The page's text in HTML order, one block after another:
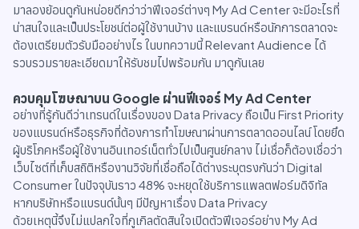
มาลองย้อนดูกันหน่อยดีกว่าว่าฟีเจอร์ต่างๆ My Ad Center จะมีอะไรที่
น่าสนใจและเป็นประโยชน์ต่อผู้ใช้งานบ้าง และแบรนด์หรือนักการตลาดจะ
ต้องเตรียมตัวรับมืออย่างไร ในบทความนี้ Relevant Audience ได้
รวบรวมรายละเอียดมาให้รับชมไปพร้อมกัน มาดูกันเลย
ควบคุมโฆษณาบน Google ผ่านฟีเจอร์ My Ad Center
อย่างที่รู้กันดีว่าเทรนด์ในเรื่องของ Data Privacy ถือเป็น First Priority
ของแบรนด์หรือธุรกิจที่ต้องการทำโฆษณาผ่านการตลาดออนไลน์ โดยยึด
ผู้บริโภคหรือผู้ใช้งานอินเทอร์เน็ตทั่วไปเป็นศูนย์กลาง ไม่เชื่อก็ต้องเชื่อว่า
เว็บไซต์ที่เก็บสถิติหรืองานวิจัยที่เชื่อถือได้ต่างระบุตรงกันว่า Digital
Consumer ในปัจจุบันราว 48% จะหยุดใช้บริการแพลตฟอร์มดิจิทัล
หากบริษัทหรือแบรนด์นั้นๆ มีปัญหาเรื่อง Data Privacy
ด้วยเหตุนี้จึงไม่แปลกใจที่กูเกิลตัดสินใจเปิดตัวฟีเจอร์อย่าง My Ad